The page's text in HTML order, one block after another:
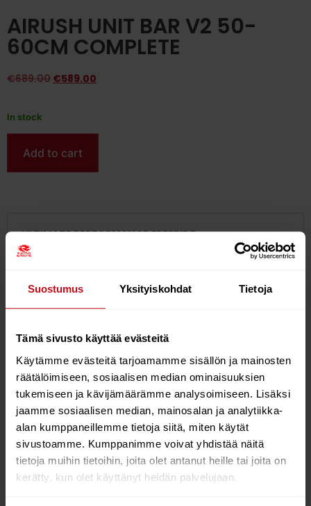
Suostumus Yksityiskohdat Tietoja
Tämä sivusto käyttää evästeitä
Käytämme evästeitä tarjoamamme sisällön ja mainosten
räätälöimiseen, sosiaalisen median ominaisuuksien
tukemiseen ja kävijämäärämme analysoimiseen. Lisäksi
jaamme sosiaalisen median, mainosalan ja analytiikka-
alan kumppaneillemme tietoja siitä, miten käytät
sivustoamme. Kumppanimme voivat yhdistää näitä
tietoja muihin tietoihin, joita olet antanut heille tai joita on
kerätty, kun olet käyttänyt heidän palvelujaan.
AIRUSH UNIT BAR V2 50-
60CM COMPLETE
€689.00 €589.00
In stock
Add to cart
ULTIMATE PERFORMANCE FREERIDE
UNIT CONTROL BAR
Version 2
out.
Modus bar length adjustment.
KEY FEATURES:
Covered depower main line.
Internal landing line.